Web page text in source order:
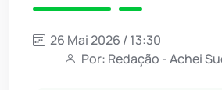
26 Mai 2026 / 13:30
Por: Redação - Achei